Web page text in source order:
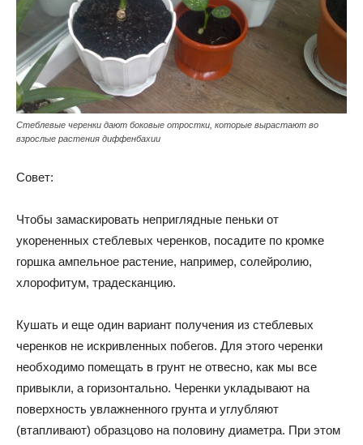
Стеблевые черенки дают боковые отростки, которые вырастают во
взрослые растения диффенбахии
Совет:
Чтобы замаскировать неприглядные пеньки от
укорененных стеблевых черенков, посадите по кромке
горшка ампельное растение, например, солейролию,
хлорофитум, традесканцию.
Кушать и еще один вариант получения из стеблевых
черенков не искривленных побегов. Для этого черенки
необходимо помещать в грунт не отвесно, как мы все
привыкли, а горизонтально. Черенки укладывают на
поверхность увлажненного грунта и углубляют
(втапливают) образцово на половину диаметра. При этом